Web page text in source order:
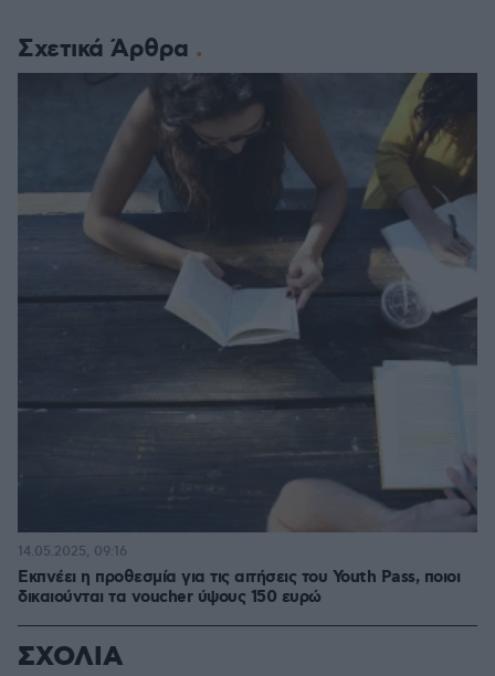
Σχετικά Άρθρα
Εκπνέει η προθεσμία για τις αιτήσεις του Youth Pass, ποιοι
δικαιούνται τα voucher ύψους 150 ευρώ
14.05.2025, 09:16
ΣΧΟΛΙΑ